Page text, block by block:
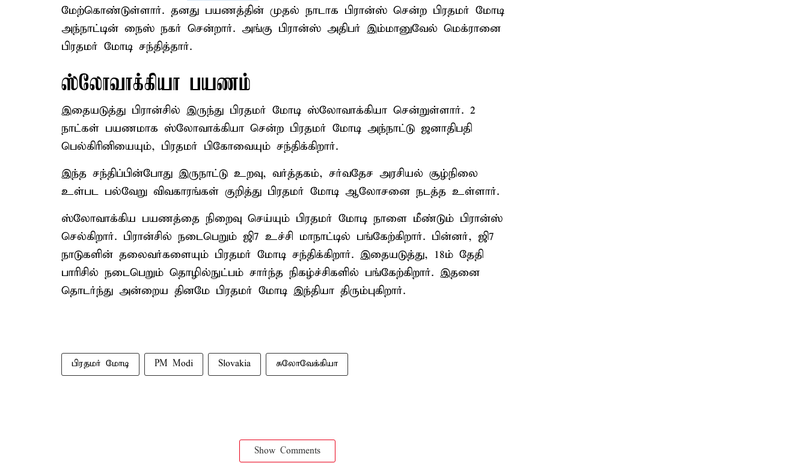
மேற்கொண்டுள்ளார். தனது பயணத்தின் முதல் நாடாக பிரான்ஸ் சென்ற பிரதமர் மோடி
அந்நாட்டின் நைஸ் நகர் சென்றார். அங்கு பிரான்ஸ் அதிபர் இம்மானுவேல் மெக்ரானை
பிரதமர் மோடி சந்தித்தார்.
ஸ்லோவாக்கியா பயணம்
இதையடுத்து பிரான்சில் இருந்து பிரதமர் மோடி ஸ்லோவாக்கியா சென்றுள்ளார். 2
நாட்கள் பயணமாக ஸ்லோவாக்கியா சென்ற பிரதமர் மோடி அந்நாட்டு ஜனாதிபதி
பெல்கிரினியையும், பிரதமர் பிகோவையும் சந்திக்கிறார்.
இந்த சந்திப்பின்போது இருநாட்டு உறவு, வர்த்தகம், சர்வதேச அரசியல் சூழ்நிலை
உள்பட பல்வேறு விவகாரங்கள் குறித்து பிரதமர் மோடி ஆலோசனை நடத்த உள்ளார்.
ஸ்லோவாக்கிய பயணத்தை நிறைவு செய்யும் பிரதமர் மோடி நாளை மீண்டும் பிரான்ஸ்
செல்கிறார். பிரான்சில் நடைபெறும் ஜி7 உச்சி மாநாட்டில் பங்கேற்கிறார். பின்னர், ஜி7
நாடுகளின் தலைவர்களையும் பிரதமர் மோடி சந்திக்கிறார். இதையடுத்து, 18ம் தேதி
பாரிசில் நடைபெறும் தொழில்நுட்பம் சார்ந்த நிகழ்ச்சிகளில் பங்கேற்கிறார். இதனை
தொடர்ந்து அன்றைய தினமே பிரதமர் மோடி இந்தியா திரும்புகிறார்.
பிரதமர் மோடி PM Modi Slovakia சுலோவேக்கியா
Show Comments